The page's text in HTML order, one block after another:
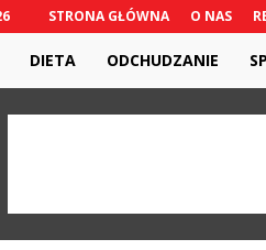
STRONA GŁÓWNA O NAS
And1.pl
DIETA ODCHUDZANIE